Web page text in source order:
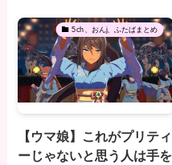
5ch、おんj、ふたばまとめ
【ウマ娘】これがプリティ
ーじゃないと思う人は手を